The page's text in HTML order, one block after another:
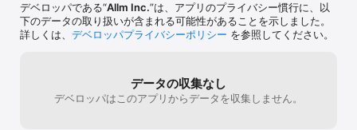
デベロッパである“Allm Inc.”は、アプリのプライバシー慣行に、以
下のデータの取り扱いが含まれる可能性があることを示しました。
詳しくは、 デベロッパプライバシーポリシー を参照してください。
データの収集なし
デベロッパはこのアプリからデータを収集しません。